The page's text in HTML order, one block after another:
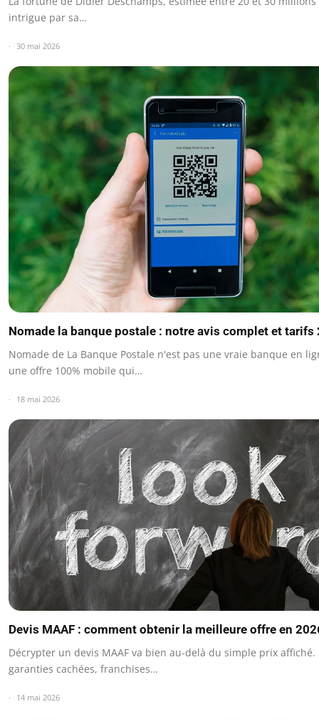
intrigue par sa…
30 mai 2026
Nomade la banque postale : notre avis complet et tarifs
Nomade de La Banque Postale n'est pas une vraie banque en
une offre 100% mobile qui…
18 mai 2026
Devis MAAF : comment obtenir la meilleure offre en
Décrypter un devis MAAF va bien au-delà du simple prix affiché.
garanties cachées, franchises…
14 mai 2026